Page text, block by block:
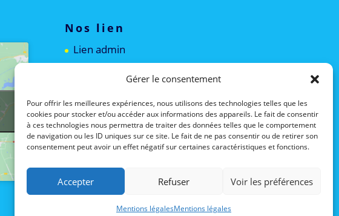
Gérer le consentement
Pour offrir les meilleures expériences, nous utilisons des technologies telles que les
cookies pour stocker et/ou accéder aux informations des appareils. Le fait de consentir
à ces technologies nous permettra de traiter des données telles que le comportement
de navigation ou les ID uniques sur ce site. Le fait de ne pas consentir ou de retirer son
consentement peut avoir un effet négatif sur certaines caractéristiques et fonctions.
Accepter Refuser Voir les préférences
Mentions légalesMentions légales
Nos lien
Lien admin